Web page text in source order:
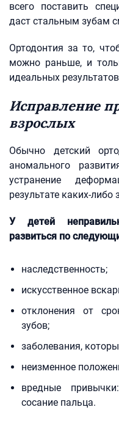
всего поставить
даст стальным зубам
Ортодонтия за то,
можно раньше, и
идеальных
Исправление
взрослых
Обычно детский
аномального
устранение
результате каких-
У детей
развиться по
наследственность;
искусственное
отклонения от
зубов;
заболевания,
неизменное
вредные
сосание пальца.